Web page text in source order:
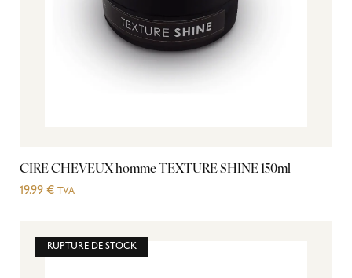
CIRE CHEVEUX homme TEXTURE SHINE 150ml
19.99 € TVA
RUPTURE DE STOCK